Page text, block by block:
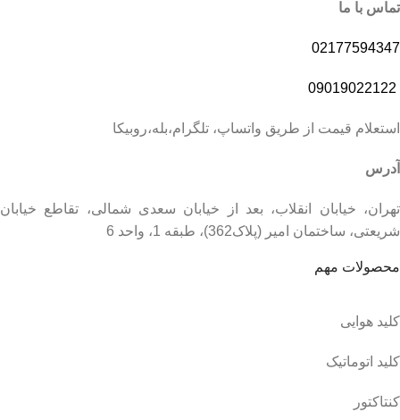
تماس با ما
02177594347
09019022122
استعلام قیمت از طریق واتساپ، تلگرام،بله،روبیکا
آدرس
تهران، خیابان انقلاب، بعد از خیابان سعدی شمالی، تقاطع خیابان
شریعتی، ساختمان امیر (پلاک362)، طبقه 1، واحد 6
محصولات مهم
کلید هوایی
کلید اتوماتیک
کنتاکتور